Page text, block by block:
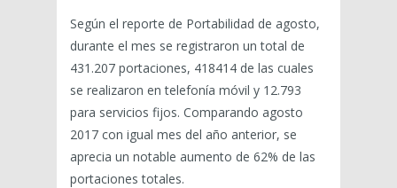
Según el reporte de Portabilidad de agosto,
durante el mes se registraron un total de
431.207 portaciones, 418414 de las cuales
se realizaron en telefonía móvil y 12.793
para servicios fijos. Comparando agosto
2017 con igual mes del año anterior, se
aprecia un notable aumento de 62% de las
portaciones totales.